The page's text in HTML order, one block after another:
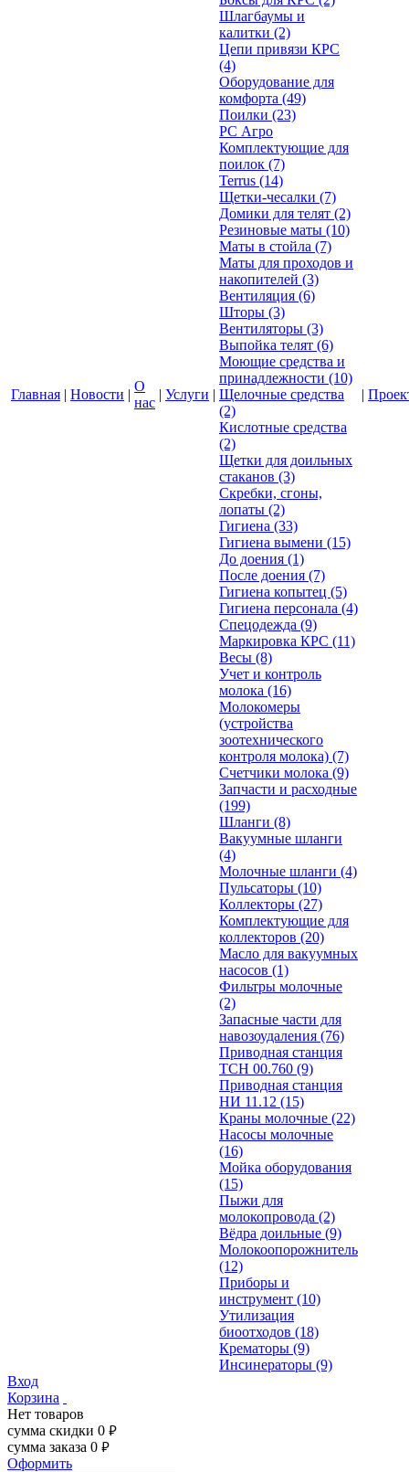
Главная | Новости |
О
нас
| Услуги |
Шлагбаумы и
калитки (2)
Цепи привязи КРС
(4)
Оборудование для
комфорта (49)
Поилки (23)
РС Агро
Комплектующие для
поилок (7)
Terrus (14)
Щетки-чесалки (7)
Домики для телят (2)
Резиновые маты (10)
Маты в стойла (7)
Маты для проходов и
накопителей (3)
Вентиляция (6)
Шторы (3)
Вентиляторы (3)
Выпойка телят (6)
Моющие средства и
принадлежности (10)
Щелочные средства
(2)
Кислотные средства
(2)
Щетки для доильных
стаканов (3)
Скребки, сгоны,
лопаты (2)
Гигиена (33)
Гигиена вымени (15)
До доения (1)
После доения (7)
Гигиена копытец (5)
Гигиена персонала (4)
Спецодежда (9)
Маркировка КРС (11)
Весы (8)
Учет и контроль
молока (16)
Молокомеры
(устройства
зоотехнического
контроля молока) (7)
Счетчики молока (9)
Запчасти и расходные
(199)
Шланги (8)
Вакуумные шланги
(4)
Молочные шланги (4)
Пульсаторы (10)
Коллекторы (27)
Комплектующие для
коллекторов (20)
Масло для вакуумных
насосов (1)
Фильтры молочные
(2)
Запасные части для
навозоудаления (76)
Приводная станция
ТСН 00.760 (9)
Приводная станция
НИ 11.12 (15)
Краны молочные (22)
Насосы молочные
(16)
Мойка оборудования
(15)
Пыжи для
молокопровода (2)
Вёдра доильные (9)
Молокоопорожнитель
(12)
Приборы и
инструмент (10)
Утилизация
биоотходов (18)
Крематоры (9)
Инсинераторы (9)
|
Вход
Корзина
Нет товаров
сумма скидки 0 руб.
сумма заказа 0 руб.
Оформить